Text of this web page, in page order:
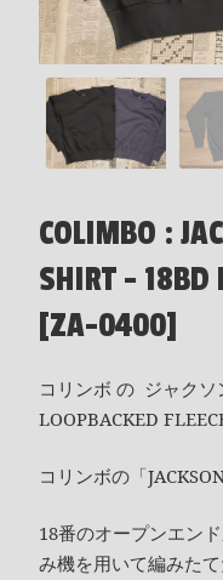
COLIMBO :
SHIRT - 18BD
[ZA-0400]
コリンボ の ジャクソ
LOOPBACKED
コリンボの「
18番のオープンエン
み機を用いて編みた